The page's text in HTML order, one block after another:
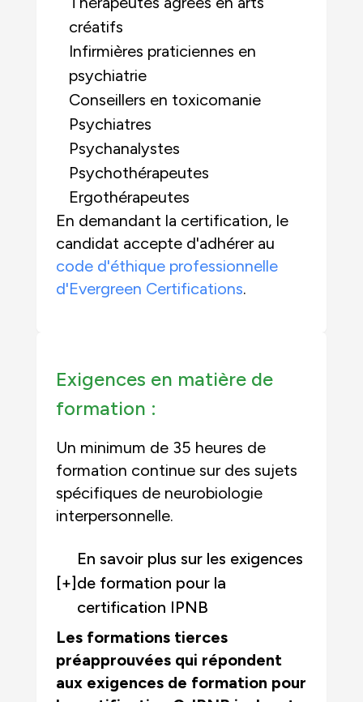
créatifs
Infirmières praticiennes en
psychiatrie
Conseillers en toxicomanie
Psychiatres
Psychanalystes
Psychothérapeutes
Ergothérapeutes
En demandant la certification, le
candidat accepte d'adhérer au
code d'éthique professionnelle
d'Evergreen Certifications.
Exigences en matière de
formation :
Un minimum de 35 heures de
formation continue sur des sujets
spécifiques de neurobiologie
interpersonnelle.
[+]
En savoir plus sur les exigences
de formation pour la
certification IPNB
Les formations tierces
préapprouvées qui répondent
aux exigences de formation pour